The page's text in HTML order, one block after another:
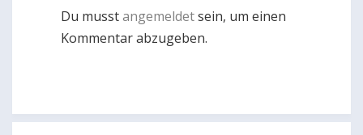
Du musstangemeldetsein, um einen
Kommentar abzugeben.